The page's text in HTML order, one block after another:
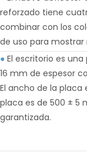
reforzado tiene
combinar con los
de uso para
● El escritorio es
16 mm de espesor
El ancho de la placa
placa es de 500 ± 5
garantizada.